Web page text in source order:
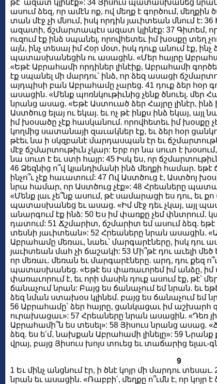
թէ՝ ազատ կլինէք»: 34 Յիսուս պատասխանեց
ասում ձեզ, որ ամէն ոք, ով մեղք է գործում,
տան մէջ չի մնում, իսկ որդին յաւիտեան մնում է:
ազատի, ճշմարտապէս ազատ կլինէք: 37 Գիտեմ,
ուզում էք ինձ սպանել, որովհետեւ իմ խօսքը տեղ
այն, ինչ տեսայ իմ Հօր մօտ, իսկ դուք անում էք, ինչ
պատասխանեցին ու ասացին. «Մեր հայրը
«Եթէ Աբրահամի որդիներ լինէիք, Աբրահամի
էք սպանել մի մարդու՝ ինձ, որ ձեզ ասացի
այդպիսի բան Աբրահամը չարեց. 41 դուք ձեր հօր
ասացին. «Մենք պոռնկութիւնից չենք ծնուել. մեր
նրանց ասաց. «Եթէ Աստուած ձեր Հայրը լինէր, ինձ
Աստծուց ելայ ու եկայ. եւ ոչ թէ ինքս ինձ եկայ, այլ
իմ խօսածը չէք հասկանում. որովհետեւ իմ խօսքը
կողմից սատանայի զաւակներ էք, եւ ձեր հօր
թէեւ նա ի սկզբանէ մարդասպան էր եւ
մէջ ճշմարտութիւն չկար: Երբ որ նա սուտ է
նա սուտ է եւ ստի հայր: 45 Իսկ ես, որ
46 Ձեզնից ո՞վ կյանդիմանի ինձ մեղքի համար.
ինչո՞ւ չէք հաւատում: 47 Ով Աստծուց է, Աստծոյ
նրա համար, որ Աստծուց չէք»: 48 Հրեաները
«Մենք լաւ չե՞նք ասում, թէ սամարացի ես դու, եւ քո
պատասխանեց եւ ասաց. «Իմ մէջ դեւ չկայ, այլ
անարգում էք ինձ: 50 Ես իմ փառքը չեմ փնտրում.
դատում: 51 Ճշմարիտ, ճշմարիտ եմ ասում ձեզ.
տեսնի յաւիտեան»: 52 Հրեաները նրան ասացին.
Աբրահամը մեռաւ, նաեւ՝ մարգարէները, իսկ դու
յաւիտեան մահ չի ճաշակի: 53 Մի՞թէ դու աւելի
որ մեռաւ. մեռան եւ մարգարէները. արդ, դու քեզ
պատասխանեց. «Եթէ ես փառաւորեմ իմ անձը, իմ
փառաւորում է, եւ որի մասին դուք ասում էք, թէ՝
ճանաչում նրան: Բայց ես ճանաչում եմ նրան. եւ
ձեզ նման ստախօս կլինեմ. բայց ես ճանաչում եմ
56 Աբրահամը՝ ձեր հայրը, ցանկացաւ իմ աշխարհ
ուրախացաւ»: 57 Հրեաները նրան ասացին. «Դեռ
Աբրահամի՞ն ես տեսել»: 58 Յիսուս նրանց ասաց.
ձեզ. ես ե՛մ, նախքան Աբրահամի լինելը»: 59
վրայ, բայց Յիսուս խոյս տուեց եւ տաճարից ելաւ-
9
1 Եւ մինչ անցնում էր, ի ծնէ կոյր մի մարդու
նրան եւ ասացին. «Ռաբբի՛, մեղքը ո՞ւմն է, որ կոյր է